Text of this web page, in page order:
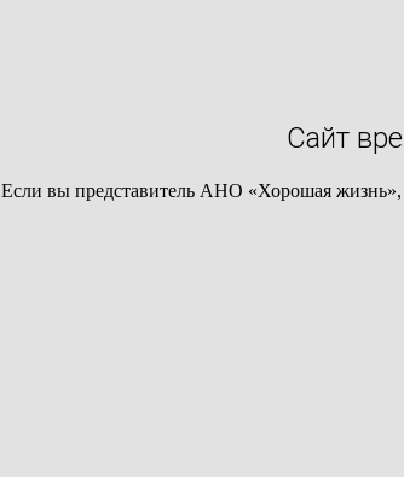
Сайт
Если вы представитель АНО «Хорошая жизнь»,